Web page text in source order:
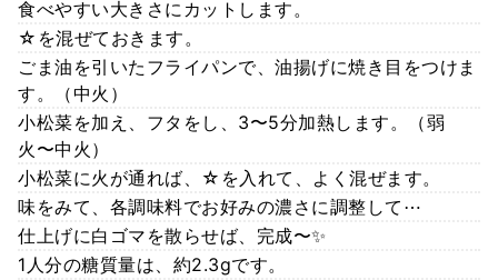
食べやすい大きさにカットします。
☆を混ぜておきます。
ごま油を引いたフライパンで、油揚げに焼き目をつけま
す。（中火）
小松菜を加え、フタをし、3〜5分加熱します。（弱
火〜中火）
小松菜に火が通れば、☆を入れて、よく混ぜます。
味をみて、各調味料でお好みの濃さに調整して⋯
仕上げに白ゴマを散らせば、完成〜✨
1人分の糖質量は、約2.3gです。